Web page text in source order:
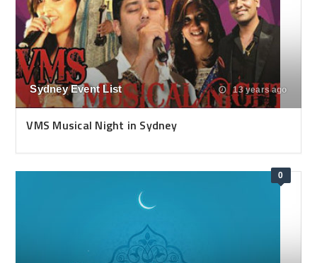
Sydney Event List 13 years ago
VMS Musical Night in Sydney
0